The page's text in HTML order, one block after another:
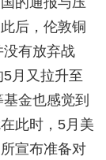
后，伦敦铜
有放弃战
月又拉升至
金也感觉到
此时，5月美
宣布准备对